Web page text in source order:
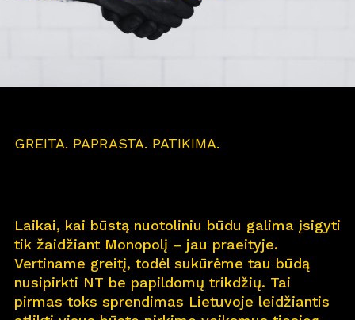
GREITA. PAPRASTA. PATIKIMA.
Laikai, kai būstą nuotoliniu būdu galima įsigyti
tik žaidžiant Monopolį – jau praeityje.
Vertiname greitį, todėl sukūrėme tau būdą
nusipirkti NT be papildomų trikdžių. Tai
pirmas toks sprendimas Lietuvoje leidžiantis